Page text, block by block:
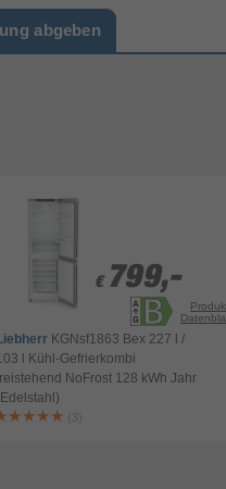
abgeben
€ 799,-
€ 799,-
KGNsf1863 Bex 227 l /
l Kühl-Gefrierkombi
NoFrost 128 kWh Jahr
(3)